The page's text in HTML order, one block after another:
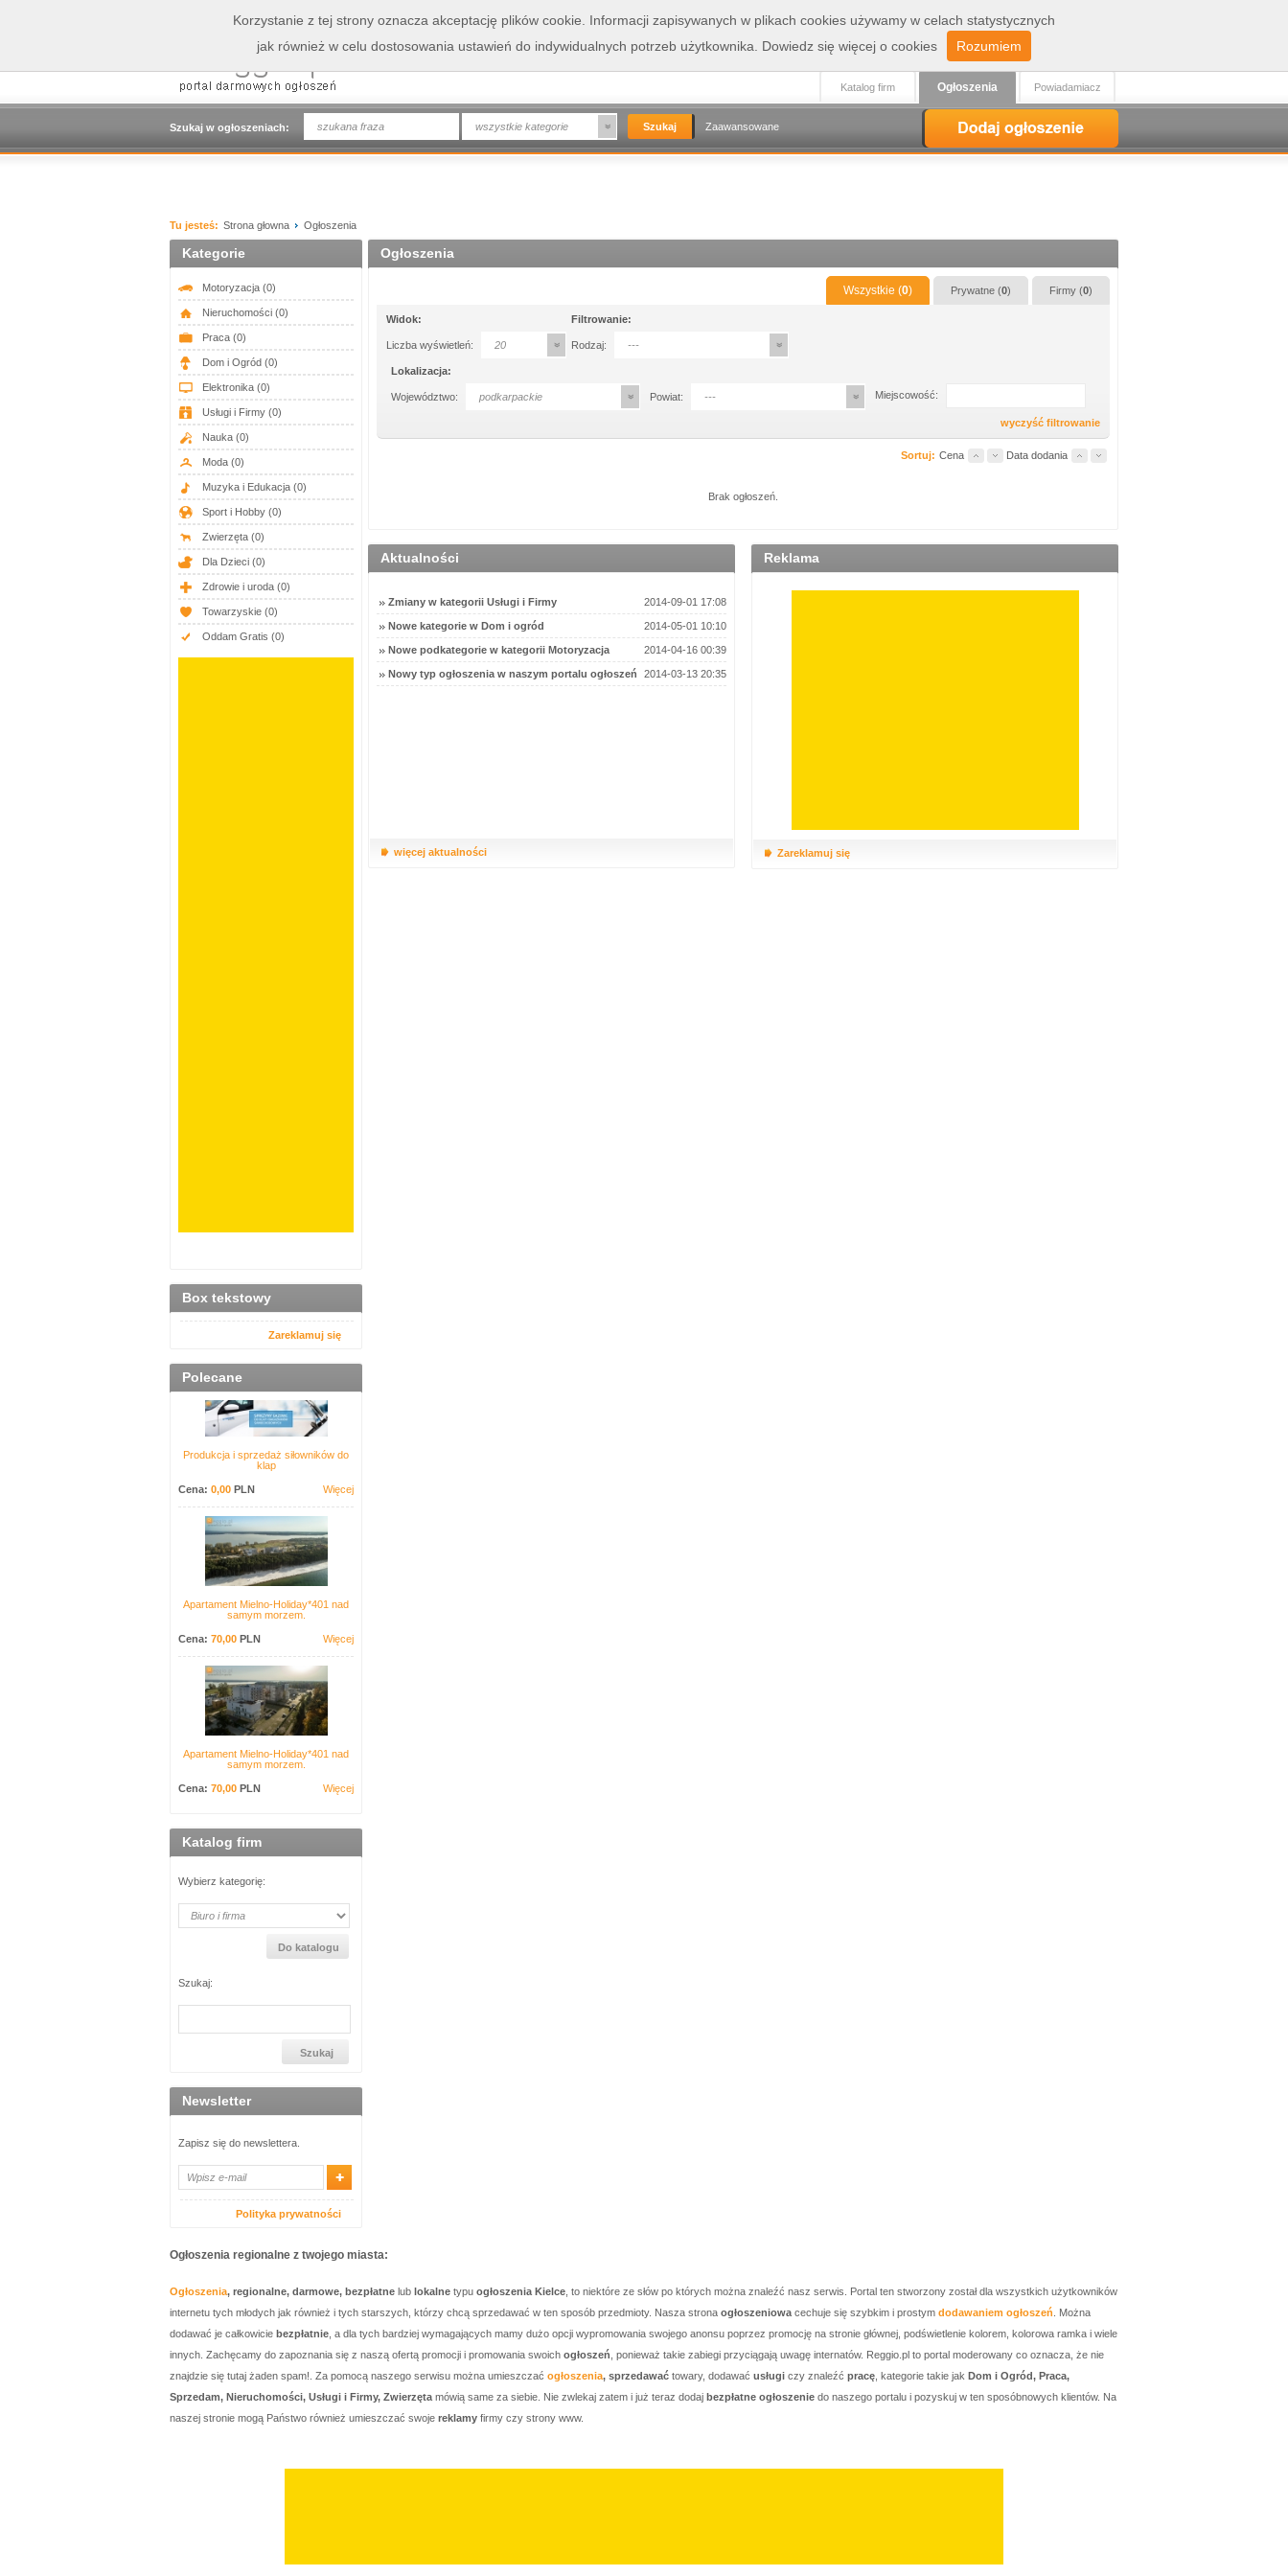
Zaloguj
Szukaj w ogłoszeniach: wszystkie kategorie Zaawansowane
Powiadamiacz
Ogłoszenia
Katalog firm
Tu jesteś: Strona głowna Ogłoszenia
Kategorie
Motoryzacja (0)
Nieruchomości (0)
Praca (0)
Dom i Ogród (0)
Elektronika (0)
Usługi i Firmy (0)
Nauka (0)
Moda (0)
Muzyka i Edukacja (0)
Sport i Hobby (0)
Zwierzęta (0)
Dla Dzieci (0)
Zdrowie i uroda (0)
Towarzyskie (0)
Oddam Gratis (0)
Box tekstowy
Zareklamuj się
Polecane
Produkcja i sprzedaż siłowników do
klap
Cena: 0,00 PLN Więcej
Apartament Mielno-Holiday*401 nad
samym morzem.
Cena: 70,00 PLN Więcej
Apartament Mielno-Holiday*401 nad
samym morzem.
Cena: 70,00 PLN Więcej
Katalog firm
Wybierz kategorię:
Szukaj:
Newsletter
Zapisz się do newslettera.
Polityka prywatności
Ogłoszenia
Wszystkie (0) Prywatne (0) Firmy (0)
Widok:
Liczba wyświetleń: 20
Filtrowanie:
Rodzaj: ---
Lokalizacja:
Województwo: podkarpackie Powiat: --- Miejscowość:
wyczyść filtrowanie
Sortuj: Cena Data dodania
Brak ogłoszeń.
Aktualności
Zmiany w kategorii Usługi i Firmy 2014-09-01 17:08
Nowe kategorie w Dom i ogród 2014-05-01 10:10
Nowe podkategorie w kategorii Motoryzacja 2014-04-16 00:39
Nowy typ ogłoszenia w naszym portalu ogłoszeń 2014-03-13 20:35
więcej aktualności
Reklama
Zareklamuj się
Ogłoszenia regionalne z twojego miasta:
Ogłoszenia, regionalne, darmowe, bezpłatne lub lokalne typu ogłoszenia Kielce , to niektóre ze słów po których można znaleźć nasz serwis. Portal ten stworzony został dla wszystkich użytkowników
internetu tych młodych jak również i tych starszych, którzy chcą sprzedawać w ten sposób przedmioty. Nasza strona ogłoszeniowa cechuje się szybkim i prostym dodawaniem ogłoszeń . Można
dodawać je całkowicie bezpłatnie , a dla tych bardziej wymagających mamy dużo opcji wypromowania swojego anonsu poprzez promocję na stronie głównej, podświetlenie kolorem, kolorowa ramka i wiele
innych. Zachęcamy do zapoznania się z naszą ofertą promocji i promowania swoich ogłoszeń , ponieważ takie zabiegi przyciągają uwagę internatów. Reggio.pl to portal moderowany co oznacza, że nie
znajdzie się tutaj żaden spam!. Za pomocą naszego serwisu można umieszczać ogłoszenia, sprzedawać towary, dodawać usługi czy znaleźć pracę , kategorie takie jak Dom i Ogród, Praca,
Sprzedam, Nieruchomości, Usługi i Firmy, Zwierzęta mówią same za siebie. Nie zwlekaj zatem i już teraz dodaj bezpłatne ogłoszenie do naszego portalu i pozyskuj w ten sposóbnowych klientów. Na
naszej stronie mogą Państwo również umieszczać swoje reklamy firmy czy strony www.
Korzystanie z tej strony oznacza akceptację plików cookie. Informacji zapisywanych w plikach cookies używamy w celach statystycznych
jak również w celu dostosowania ustawień do indywidualnych potrzeb użytkownika. Dowiedz się więcej o cookies Rozumiem